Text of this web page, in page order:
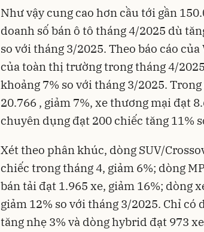
Như vậy cung cao hơn cầu tới gần
doanh số bán ô tô tháng 4/2025 dù
so với tháng 3/2025. Theo báo cáo
của toàn thị trường trong tháng 4/
khoảng 7% so với tháng 3/2025.
20.766 , giảm 7%, xe thương mại đạt
chuyên dụng đạt 200 chiếc tăng 11%
Xét theo phân khúc, dòng SUV/
chiếc trong tháng 4, giảm 6%; dòng
bán tải đạt 1.965 xe, giảm 16%; dòng
giảm 12% so với tháng 3/2025. Chỉ có
tăng nhẹ 3% và dòng hybrid đạt 973